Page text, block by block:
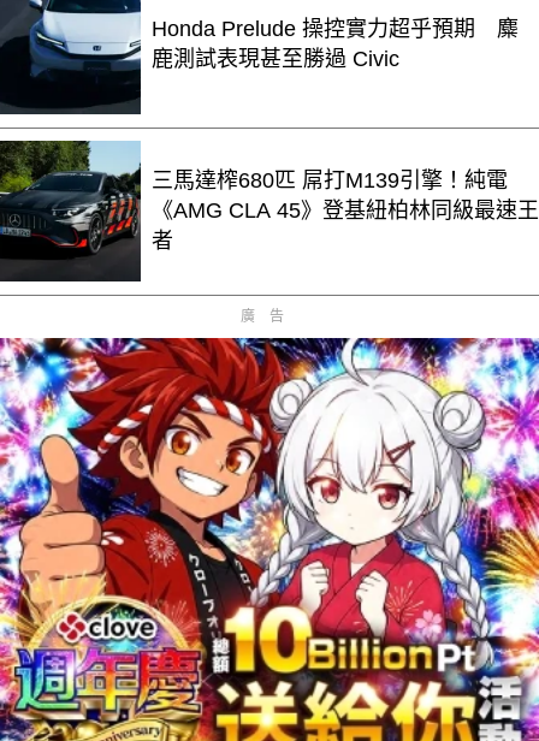
Honda Prelude 操控實力超乎預期 麋
鹿測試表現甚至勝過 Civic
三馬達榨680匹 屌打M139引擎！純電
《AMG CLA 45》登基紐柏林同級最速王
者
廣告